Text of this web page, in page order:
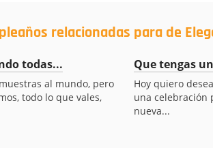
relacionadas para de
todas...
al mundo, pero
todo lo que vales,
Que tengas
Hoy quiero
una celebración
nueva...